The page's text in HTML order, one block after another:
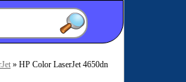
» HP Color LaserJet 4650dn